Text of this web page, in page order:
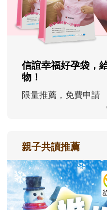
信誼幸福好孕袋，
物！
限量推薦，免費申請
親子共讀推薦